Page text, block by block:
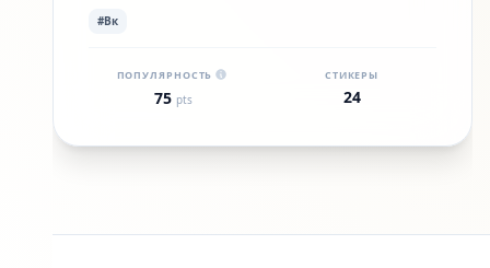
#Вк
ПОПУЛЯРНОСТЬ
75 pts
СТИКЕРЫ
24